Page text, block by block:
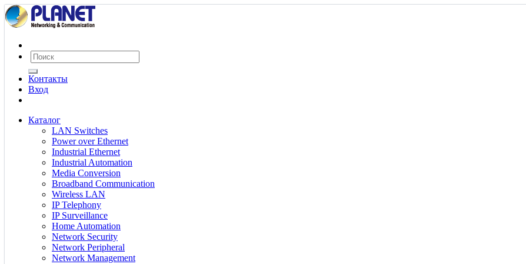
Контакты
Вход
Каталог
LAN Switches
Power over Ethernet
Industrial Ethernet
Industrial Automation
Media Conversion
Broadband Communication
Wireless LAN
IP Telephony
IP Surveillance
Home Automation
Network Security
Network Peripheral
Network Management